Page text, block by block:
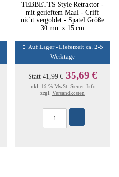
TEBBETTS Style Retraktor -
mit gerieftem Maul - Griff
nicht vergoldet - Spatel Größe
30 mm x 15 cm
Auf Lager - Lieferzeit ca. 2-5
Werktage
Statt41,99 € 35,69 €
inkl. 19 % MwSt. Steuer-Info
zzgl. Versandkosten